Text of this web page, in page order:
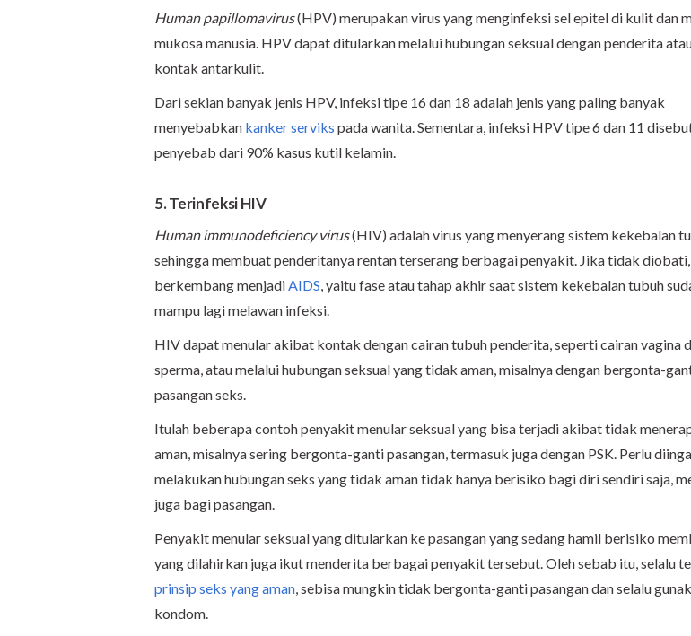
Human papillomavirus(HPV) merupakan virus yang menginfeksi sel epitel di kulit dan
mukosa manusia. HPV dapat ditularkan melalui hubungan seksual dengan penderita
kontak antarkulit.
Dari sekian banyak jenis HPV, infeksi tipe 16 dan 18 adalah jenis yang paling banyak
menyebabkan kanker serviks pada wanita. Sementara, infeksi HPV tipe 6 dan 11
penyebab dari 90% kasus kutil kelamin.
5. Terinfeksi HIV
Human immunodeficiency virus(HIV) adalah virus yang menyerang sistem kekebalan
sehingga membuat penderitanya rentan terserang berbagai penyakit. Jika tidak
berkembang menjadiAIDS, yaitu fase atau tahap akhir saat sistem kekebalan tubuh
mampu lagi melawan infeksi.
HIV dapat menular akibat kontak dengan cairan tubuh penderita, seperti cairan vagina
sperma, atau melalui hubungan seksual yang tidak aman, misalnya dengan bergonta-
pasangan seks.
Itulah beberapa contoh penyakit menular seksual yang bisa terjadi akibat tidak
aman, misalnya sering bergonta-ganti pasangan, termasuk juga dengan PSK. Perlu
melakukan hubungan seks yang tidak aman tidak hanya berisiko bagi diri sendiri saja,
juga bagi pasangan.
Penyakit menular seksual yang ditularkan ke pasangan yang sedang hamil berisiko
yang dilahirkan juga ikut menderita berbagai penyakit tersebut. Oleh sebab itu, selalu
prinsip seks yang aman, sebisa mungkin tidak bergonta-ganti pasangan dan selalu
kondom.